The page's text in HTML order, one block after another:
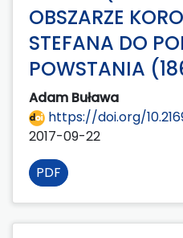
OBSZARZE
STEFANA DO
POWSTANIA
Adam Buława
https://doi.org/
2017-09-22
PDF